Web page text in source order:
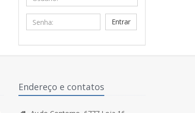
Senha:
Endereço e contatos